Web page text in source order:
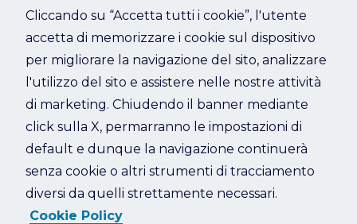
Refresh
Cliccando su “Accetta tutti i cookie”, l'utente
accetta di memorizzare i cookie sul dispositivo
per migliorare la navigazione del sito, analizzare
l'utilizzo del sito e assistere nelle nostre attività
di marketing. Chiudendo il banner mediante
click sulla X, permarranno le impostazioni di
default e dunque la navigazione continuerà
senza cookie o altri strumenti di tracciamento
diversi da quelli strettamente necessari.
Cookie Policy